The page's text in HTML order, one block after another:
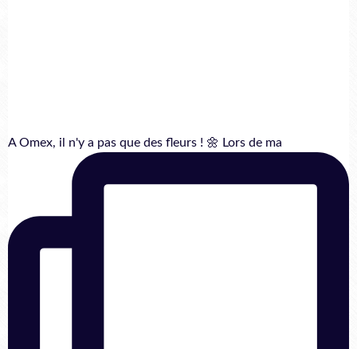
A Omex, il n'y a pas que des fleurs ! 🌼 Lors de ma